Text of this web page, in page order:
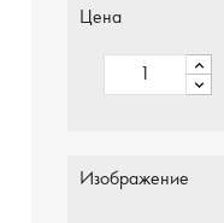
Цена
Изображение